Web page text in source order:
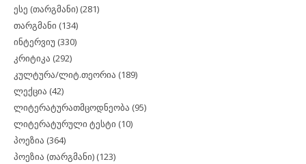
ესე (თარგმანი) (281)
თარგმანი (134)
ინტერვიუ (330)
კრიტიკა (292)
კულტურა/ლიტ.თეორია (189)
ლექცია (42)
ლიტერატურათმცოდნეობა (95)
ლიტერატურული ტესტი (10)
პოეზია (364)
პოეზია (თარგმანი) (123)